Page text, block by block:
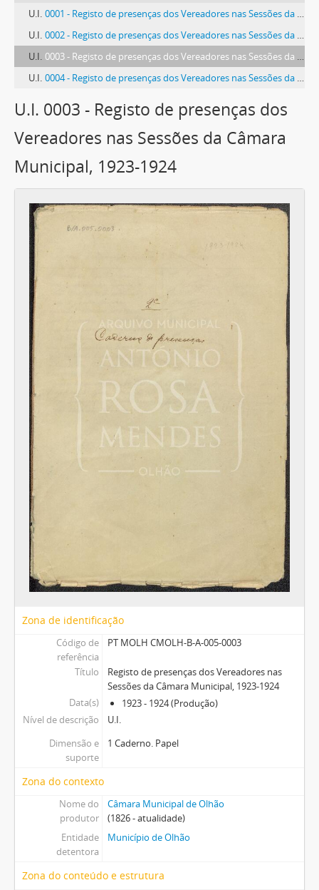
U.I. 0001 - Registo de presenças dos Vereadores nas Sessões da Câmara Municipal, 1919-1921
U.I. 0002 - Registo de presenças dos Vereadores nas Sessões da Câmara Municipal, 1921-1922
U.I. 0003 - Registo de presenças dos Vereadores nas Sessões da Câmara Municipal, 1923-1924
U.I. 0004 - Registo de presenças dos Vereadores nas Sessões da Câmara Municipal, 1925
U.I. 0003 - Registo de presenças dos
Vereadores nas Sessões da Câmara
Municipal, 1923-1924
Zona de identificação
Código de
referência
PT MOLH CMOLH-B-A-005-0003
Título
Registo de presenças dos Vereadores nas
Sessões da Câmara Municipal, 1923-1924
Data(s)
1923 - 1924 (Produção)
Nível de descrição
U.I.
Dimensão e
suporte
1 Caderno. Papel
Zona do contexto
Nome do
produtor
Câmara Municipal de Olhão
(1826 - atualidade)
Entidade
detentora
Município de Olhão
Zona do conteúdo e estrutura